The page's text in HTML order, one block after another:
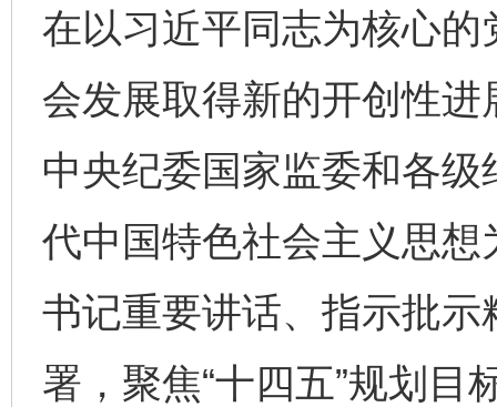
在以习近平同志为核心
会发展取得新的开创性
中央纪委国家监委和各
代中国特色社会主义思
书记重要讲话、指示批
署，聚焦“十四五”规划